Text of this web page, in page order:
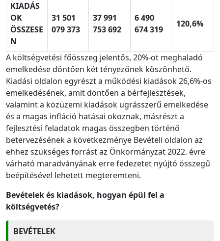
KIADÁS
OK
ÖSSZESE
N
31 501
079 373
37 991
753 692
6 490
674 319
120,6%
A költségvetési főösszeg jelentős, 20%-ot meghaladó
emelkedése döntően két tényezőnek köszönhető.
Kiadási oldalon egyrészt a működési kiadások 26,6%-os
emelkedésének, amit döntően a bérfejlesztések,
valamint a közüzemi kiadások ugrásszerű emelkedése
és a magas infláció hatásai okoznak, másrészt a
fejlesztési feladatok magas összegben történő
betervezésének a következménye Bevételi oldalon az
ehhez szükséges forrást az Önkormányzat 2022. évre
várható maradványának erre fedezetet nyújtó összegű
beépítésével lehetett megteremteni.
Bevételek és kiadások, hogyan épül fel a
költségvetés?
BEVÉTELEK